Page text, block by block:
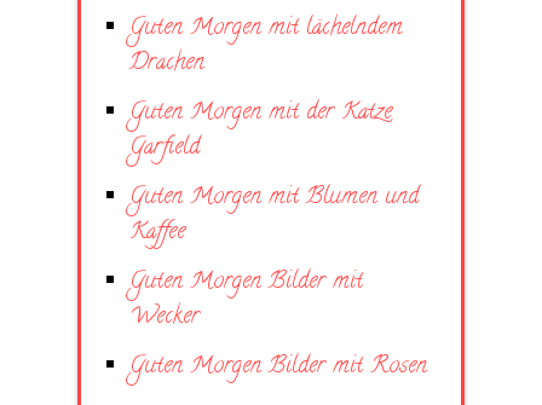
Guten Morgen mit lächelndem
Drachen
Guten Morgen mit der Katze
Garfield
Guten Morgen mit Blumen und
Kaffee
Guten Morgen Bilder mit
Wecker
Guten Morgen Bilder mit Rosen